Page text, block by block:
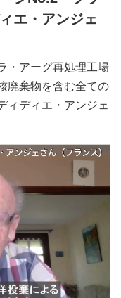
エ・アンジェ
・アーグ再処理工場
廃棄物を含む全ての
ィディエ・アンジェ